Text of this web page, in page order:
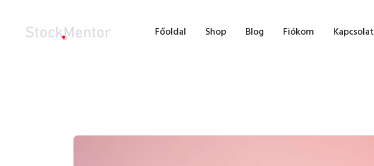
Főoldal Shop Blog Fiókom Kapcsolat